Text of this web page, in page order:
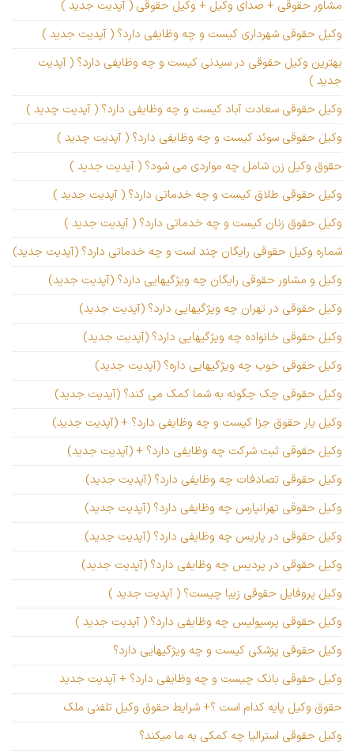
مشاور حقوقی + صدای وکیل + وکیل حقوقی ( آپدیت جدید )
وکیل حقوقی شهرداری کیست و چه وظایفی دارد؟ ( آپدیت جدید )
بهترین وکیل حقوقی در سیدنی کیست و چه وظایفی دارد؟ ( آپدیت
جدید )
وکیل حقوقی سعادت آباد کیست و چه وظایفی دارد؟ ( آپدیت چدید )
وکیل حقوقی سوئد کیست و چه وظایفی دارد؟ ( آپدیت چدید )
حقوق وکیل زن شامل چه مواردی می شود؟ ( آپدیت جدید )
وکیل حقوقی طلاق کیست و چه خدماتی دارد؟ ( آپدیت جدید )
وکیل حقوق زنان کیست و چه خدماتی دارد؟ ( آپدیت جدید )
شماره وکیل حقوقی رایگان چند است و چه خدماتی دارد؟ (آپدیت جدید)
وکیل و مشاور حقوقی رایگان چه ویژگیهایی دارد؟ (آپدیت جدید)
وکیل حقوقی در تهران چه ویژگیهایی دارد؟ (آپدیت جدید)
وکیل حقوقی خانواده چه ویژگیهایی دارد؟ (آپدیت جدید)
وکیل حقوقی خوب چه ویژگیهایی داره؟ (آپدیت جدید)
وکیل حقوقی چک چگونه به شما کمک می کند؟ (آپدیت جدید)
وکیل یار حقوق جزا کیست و چه وظایفی دارد؟ + (آپدیت جدید)
وکیل حقوقی ثبت شرکت چه وظایفی دارد؟ + (آپدیت جدید)
وکیل حقوقی تصادفات چه وظایفی دارد؟ (آپدیت جدید)
وکیل حقوقی تهرانپارس چه وظایفی دارد؟ (آپدیت جدید)
وکیل حقوقی در پاریس چه وظایفی دارد؟ (آپدیت جدید)
وکیل حقوقی در پردیس چه وظایفی دارد؟ (آپدیت جدید)
وکیل پروفایل حقوقی زیبا چیست؟ ( آپدیت جدید )
وکیل حقوقی پرسپولیس چه وظایفی دارد؟ ( آپدیت جدید )
وکیل حقوقی پزشکی کیست و چه ویژگیهایی دارد؟
وکیل حقوقی بانک چیست و چه وظایفی دارد؟ + آپدیت جدید
حقوق وکیل پایه کدام است ؟+ شرایط حقوق وکیل تلفنی ملک
وکیل حقوقی استرالیا چه کمکی به ما میکند؟